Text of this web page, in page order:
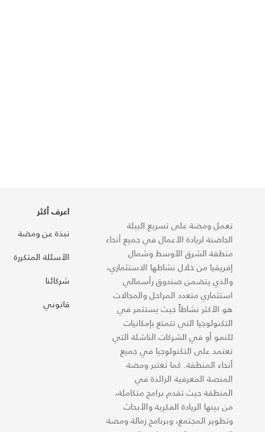
تعمل ومضة على تسريع البيئة
الحاضنة لريادة الأعمال في جميع أنحاء
منطقة الشرق الأوسط وشمال
إفريقيا من خلال نشاطها الاستثماري،
والذي يتضمن صندوق رأسمالي
استثماري متعدد المراحل والمجالات
هو الأكثر نشاطاً حيث يستثمر في
التكنولوجيا التي تتمتع بإمكانيات
للنمو أو في الشركات الناشئة التي
تعتمد على التكنولوجيا في جميع
أنحاء المنطقة. كما تعتبر ومضة
المنصة المعرفية الرائدة في
المنطقة حيث تقدم برامج متكاملة،
من بينها الريادة الفكرية والأبحاث
وتطوير المجتمع، وبرنامج زمالة ومضة
اعرف أكثر
نبذة عن ومضة
الأسئلة المتكررة
شركائنا
قانوني